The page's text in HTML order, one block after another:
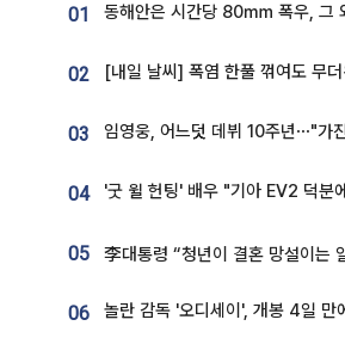
01
02
03
04
05
06